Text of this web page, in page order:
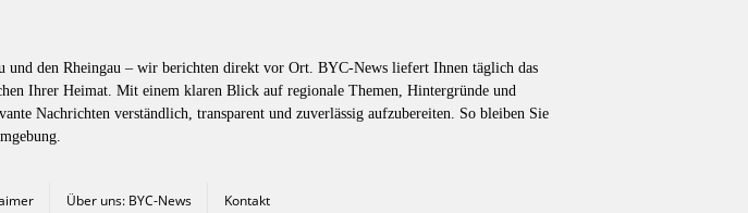
den Rheingau – wir berichten direkt vor Ort. BYC-News liefert Ihnen täglich das
Ihrer Heimat. Mit einem klaren Blick auf regionale Themen, Hintergründe und
Nachrichten verständlich, transparent und zuverlässig aufzubereiten. So bleiben Sie
Über uns: BYC-News Kontakt